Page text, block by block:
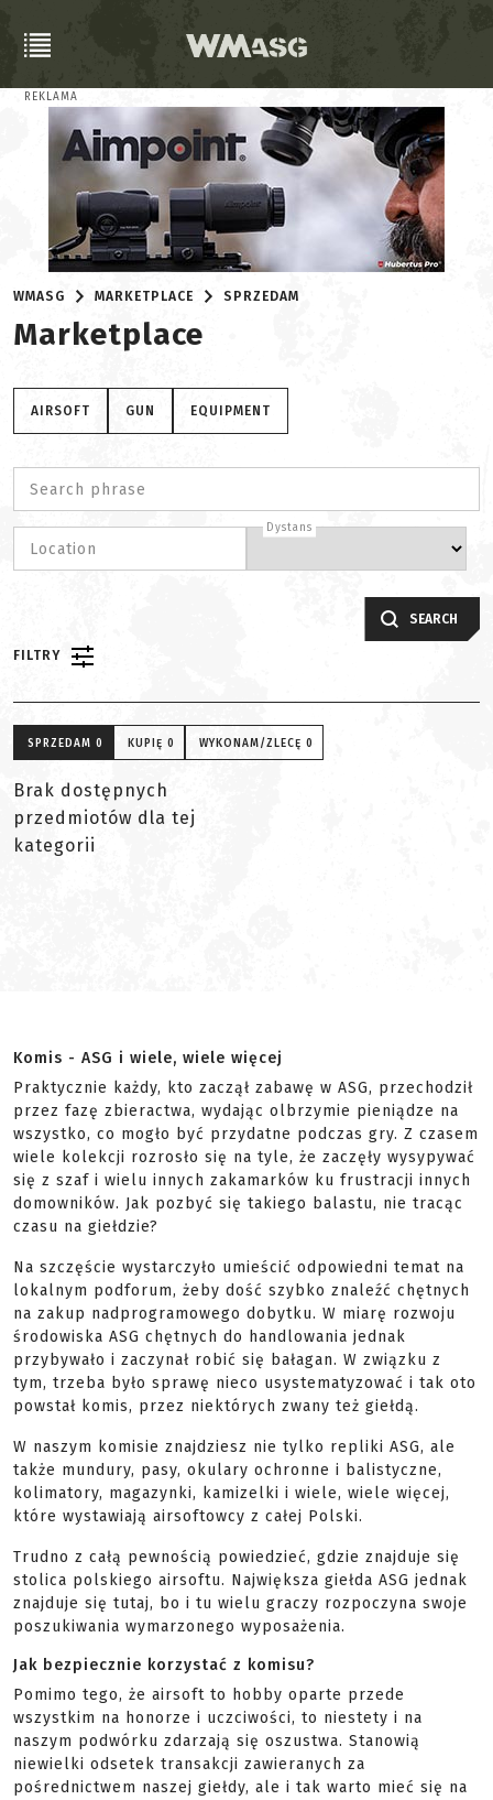
REKLAMA
WMASG MARKETPLACE SPRZEDAM
Marketplace
AIRSOFT GUN EQUIPMENT
Search phrase
Location
Dystans
SEARCH
FILTRY
SPRZEDAM 0 KUPIĘ 0 WYKONAM/ZLECĘ 0
Brak dostępnych
przedmiotów dla tej
kategorii
Komis - ASG i wiele, wiele więcej
Praktycznie każdy, kto zaczął zabawę w ASG, przechodził
przez fazę zbieractwa, wydając olbrzymie pieniądze na
wszystko, co mogło być przydatne podczas gry. Z czasem
wiele kolekcji rozrosło się na tyle, że zaczęły wysypywać
się z szaf i wielu innych zakamarków ku frustracji innych
domowników. Jak pozbyć się takiego balastu, nie tracąc
czasu na giełdzie?
Na szczęście wystarczyło umieścić odpowiedni temat na
lokalnym podforum, żeby dość szybko znaleźć chętnych
na zakup nadprogramowego dobytku. W miarę rozwoju
środowiska ASG chętnych do handlowania jednak
przybywało i zaczynał robić się bałagan. W związku z
tym, trzeba było sprawę nieco usystematyzować i tak oto
powstał komis, przez niektórych zwany też giełdą.
W naszym komisie znajdziesz nie tylko repliki ASG, ale
także mundury, pasy, okulary ochronne i balistyczne,
kolimatory, magazynki, kamizelki i wiele, wiele więcej,
które wystawiają airsoftowcy z całej Polski.
Trudno z całą pewnością powiedzieć, gdzie znajduje się
stolica polskiego airsoftu. Największa giełda ASG jednak
znajduje się tutaj, bo i tu wielu graczy rozpoczyna swoje
poszukiwania wymarzonego wyposażenia.
Jak bezpiecznie korzystać z komisu?
Pomimo tego, że airsoft to hobby oparte przede
wszystkim na honorze i uczciwości, to niestety i na
naszym podwórku zdarzają się oszustwa. Stanowią
niewielki odsetek transakcji zawieranych za
pośrednictwem naszej giełdy, ale i tak warto mieć się na